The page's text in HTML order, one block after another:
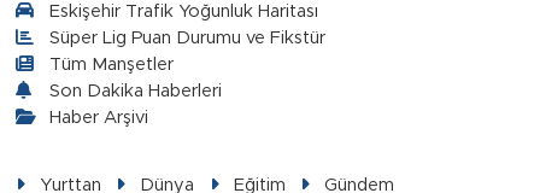
Eskişehir Trafik Yoğunluk Haritası
Süper Lig Puan Durumu ve Fikstür
Tüm Manşetler
Son Dakika Haberleri
Haber Arşivi
Yurttan Dünya Eğitim Gündem